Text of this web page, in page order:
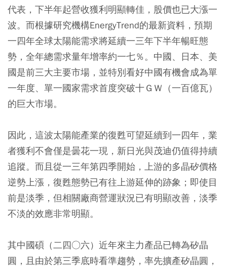
代表，下半年起營收獲利明顯轉佳，股價也已大漲一
波。而根據研究機構EnergyTrend的最新資料，預期
一四年全球太陽能需求將延續一三年下半年暢旺態
勢，全年總需求量年增率約一七％。中國、日本、美
國是前三大主要市場，並特別看好中國有機會成為單
一年度、單一國家需求首度突破十ＧＷ（一百億瓦）
的巨大市場。
因此，這波太陽能產業的復甦可望延續到一四年，業
者獲利不會僅是曇花一現，新日光與茂迪仍值得持續
追蹤。而且從一三年第四季開始，上游的多晶矽價格
逆勢上漲，復甦態勢已有往上游延伸的跡象；即使目
前是淡季，但相關廠商營運狀況已有明顯改善，淡季
不淡的效應非常明顯。
其中國碩（二四○六）近年來主力產品已轉為矽晶
圓，且由於第三季底時看準趨勢，率先擴產矽晶圓，